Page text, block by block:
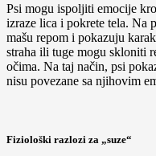
Psi mogu ispoljiti emocije
izraze lica i pokrete tela. Na
mašu repom i pokazuju
straha ili tuge mogu skloniti
očima. Na taj način, psi
nisu povezane sa njihovim
Fiziološki razlozi za „suze“